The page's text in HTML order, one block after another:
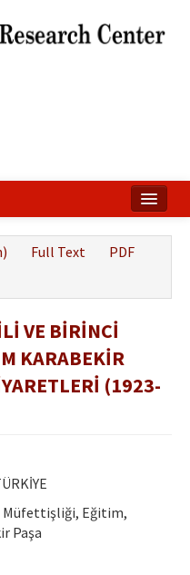
Full Text
PDF
VE BİRİNCİ
KARABEKİR
(1923-
Müfettişliği, Eğitim,
Paşa